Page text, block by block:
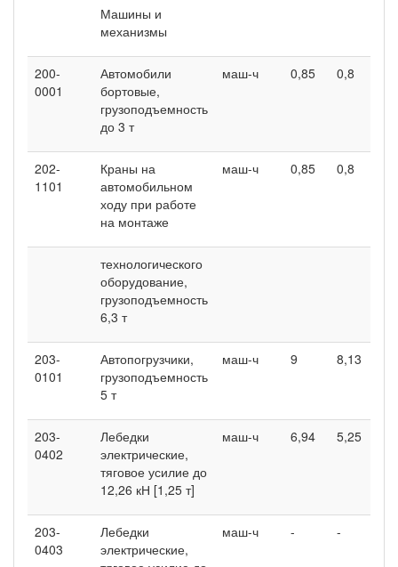
Машины и
механизмы
200-
0001
Автомобили
бортовые,
грузоподъемность
до 3 т
маш-ч 0,85 0,8
202-
1101
Краны на
автомобильном
ходу при работе
на монтаже
маш-ч 0,85 0,8
технологического
оборудование,
грузоподъемность
6,3 т
203-
0101
Автопогрузчики,
грузоподъемность
5 т
маш-ч 9 8,13
203-
0402
Лебедки
электрические,
тяговое усилие до
12,26 кН [1,25 т]
маш-ч 6,94 5,25
203-
0403
Лебедки
электрические,
маш-ч - -